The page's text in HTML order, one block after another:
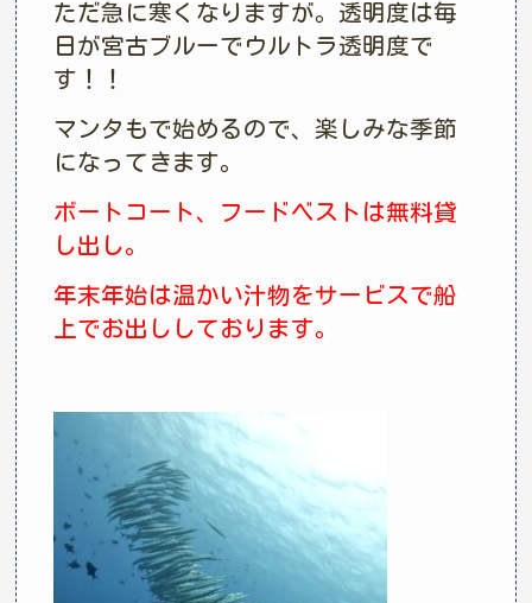
ただ急に寒くなりますが。透明度は毎
日が宮古ブルーでウルトラ透明度で
す！！
マンタもで始めるので、楽しみな季節
になってきます。
ボートコート、フードベストは無料貸
し出し。
年末年始は温かい汁物をサービスで船
上でお出ししております。